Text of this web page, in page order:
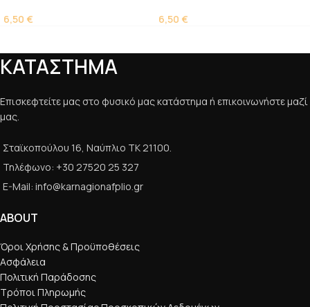
6,50 € 6,50 €
ΚΑΤΑΣΤΗΜΑ
Επισκεφτείτε μας στο φυσικό μας κατάστημα ή επικοινωνήστε μαζί
μας.
Σταϊκοπούλου 16, Ναύπλιο ΤΚ 21100.
Τηλέφωνο: +30 27520 25 327
E-Mail: info@karnagionafplio.gr
ABOUT
Όροι Χρήσης & Προϋποθέσεις
Ασφάλεια
Πολιτική Παράδοσης
Τρόποι Πληρωμής